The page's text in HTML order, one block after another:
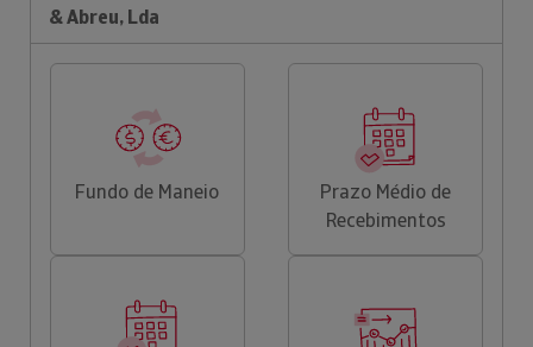
& Abreu, Lda
Fundo de Maneio
Prazo Médio de
Recebimentos